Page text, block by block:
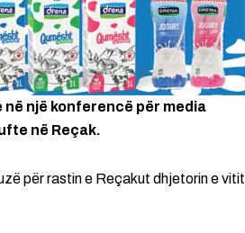
një konferencë për media
në Reçak.
për rastin e Reçakut dhjetorin e vitit